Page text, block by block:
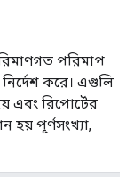
পরিমাপ
করে। এগুলি
এবং রিপোর্টের
হয় পূর্ণসংখ্যা,